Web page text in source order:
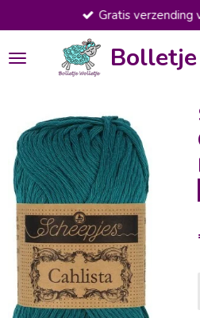
direct
naar
de
Gratis verzending